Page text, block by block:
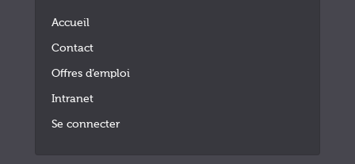
Accueil
Contact
Offres d’emploi
Intranet
Se connecter